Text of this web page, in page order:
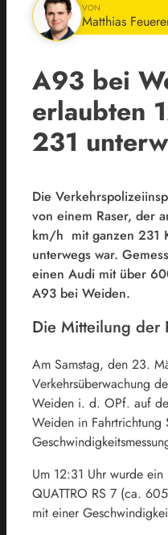
VON
Matthias
A93 bei
erlaubten
231
Die
von einem Raser, der
km/h mit ganzen 231
unterwegs war.
einen Audi mit über
A93 bei Weiden.
Die Mitteilung der
Am Samstag, den 23.
Verkehrsüberwachung
Weiden i. d. OPf. auf
Weiden in Fahrtrichtung
Um 12:31 Uhr wurde
QUATTRO RS 7 (ca.
mit einer